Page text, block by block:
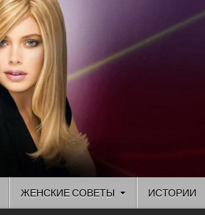
ЖЕНСКИЕ СОВЕТЫ ИСТОРИИ